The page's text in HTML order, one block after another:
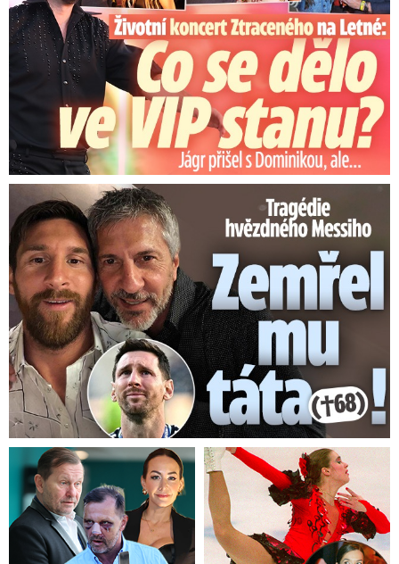
Tragédie hvězdného Messiho: Zemřel mu táta (†68)!